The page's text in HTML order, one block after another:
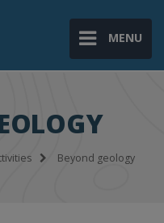
MENU
Beyond geology